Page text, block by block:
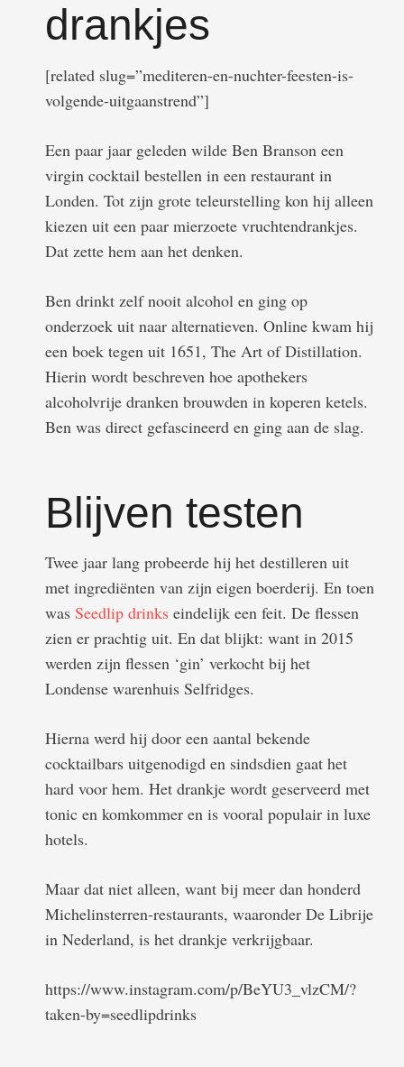
drankjes
[related slug=”mediteren-en-nuchter-feesten-is-
volgende-uitgaanstrend”]
Een paar jaar geleden wilde Ben Branson een
virgin cocktail bestellen in een restaurant in
Londen. Tot zijn grote teleurstelling kon hij alleen
kiezen uit een paar mierzoete vruchtendrankjes.
Dat zette hem aan het denken.
Ben drinkt zelf nooit alcohol en ging op
onderzoek uit naar alternatieven. Online kwam hij
een boek tegen uit 1651, The Art of Distillation.
Hierin wordt beschreven hoe apothekers
alcoholvrije dranken brouwden in koperen ketels.
Ben was direct gefascineerd en ging aan de slag.
Blijven testen
Twee jaar lang probeerde hij het destilleren uit
met ingrediënten van zijn eigen boerderij. En toen
was Seedlip drinks eindelijk een feit. De flessen
zien er prachtig uit. En dat blijkt: want in 2015
werden zijn flessen ‘gin’ verkocht bij het
Londense warenhuis Selfridges.
Hierna werd hij door een aantal bekende
cocktailbars uitgenodigd en sindsdien gaat het
hard voor hem. Het drankje wordt geserveerd met
tonic en komkommer en is vooral populair in luxe
hotels.
Maar dat niet alleen, want bij meer dan honderd
Michelinsterren-restaurants, waaronder De Librije
in Nederland, is het drankje verkrijgbaar.
https://www.instagram.com/p/BeYU3_vlzCM/?
taken-by=seedlipdrinks